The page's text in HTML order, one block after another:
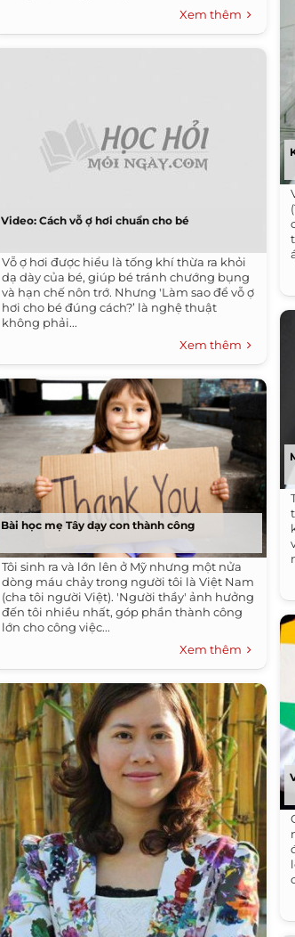
Xem thêm
Video: Cách vỗ ợ hơi chuẩn cho bé
Vỗ ợ hơi được hiểu là tống khí thừa ra khỏi
dạ dày của bé, giúp bé tránh chướng bụng
và hạn chế nôn trớ. Nhưng 'Làm sao để vỗ ợ
hơi cho bé đúng cách?’ là nghệ thuật
không phải...
Xem thêm
Bài học mẹ Tây dạy con thành công
Tôi sinh ra và lớn lên ở Mỹ nhưng một nửa
dòng máu chảy trong người tôi là Việt Nam
(cha tôi người Việt). 'Người thầy' ảnh hưởng
đến tôi nhiều nhất, góp phần thành công
lớn cho công việc...
Xem thêm